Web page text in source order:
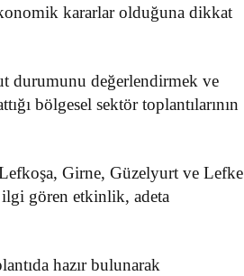
kararlar olduğuna dikkat
durumunu değerlendirmek ve
bölgesel sektör toplantılarının
Girne, Güzelyurt ve Lefke
gören etkinlik, adeta
hazır bulunarak